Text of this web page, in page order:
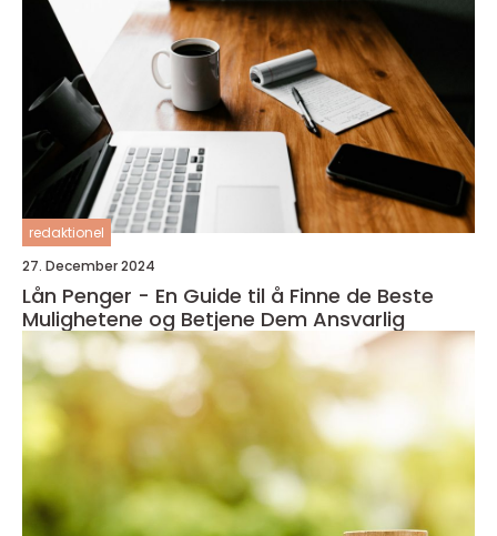
redaktionel
27. December 2024
Lån Penger - En Guide til å Finne de Beste
Mulighetene og Betjene Dem Ansvarlig